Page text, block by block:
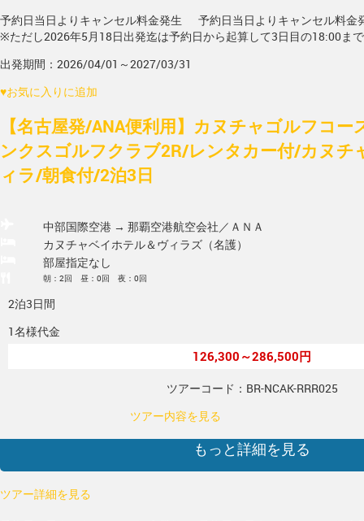
予約日当日よりキャンセル料金発生
予約日当日よりキャンセル料金
※ただし2026年5月18日出発迄は予約日から起算して3日目の18:00ま
出発期間：2026/04/01～2027/03/31
♥お気に入りに追加
【名古屋発/ANA便利用】カヌチャゴルフコ
ンクスゴルフクラブ2R/レンタカー付/カヌチ
ィラ/朝食付/2泊3日
中部国際空港 → 那覇空港航空会社／ＡＮＡ
カヌチャベイホテル＆ヴィラズ（名護）
部屋指定なし
朝：2回 昼：0回 夜：0回
2泊3日間
1名様代金
126,300～286,500円
ツアーコード：BR-NCAK-RRR025
ツアー内容を見る
もっと詳細を見る
ツアー詳細を見る